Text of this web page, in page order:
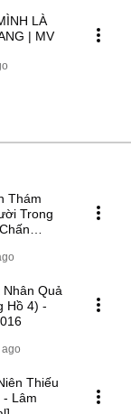
LÀ
| MV
Thám
Trong
Nhân Quả
Hồ 4) -
Thiếu
- Lâm